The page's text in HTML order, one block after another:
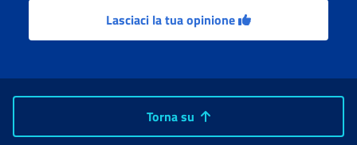
Lasciaci la tua opinione
Torna su